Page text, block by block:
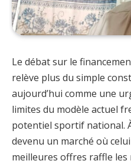
Le débat sur le
relève plus du simple
aujourd’hui comme une
limites du modèle actuel
potentiel sportif national.
devenu un marché où
meilleures offres raffle